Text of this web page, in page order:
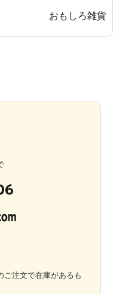
おもしろ雑貨
ご注文で在庫があるも